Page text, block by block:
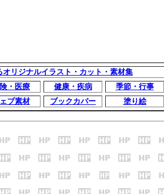
オリジナルイラスト・カット・素材集
・医療 健康・疾病 季節・行事
ブ素材 ブックカバー 塗り絵